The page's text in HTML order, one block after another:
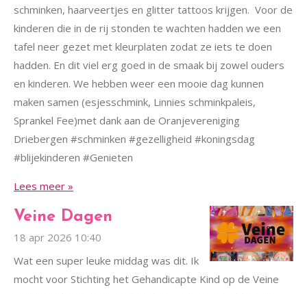
schminken, haarveertjes en glitter tattoos krijgen. Voor de
kinderen die in de rij stonden te wachten hadden we een
tafel neer gezet met kleurplaten zodat ze iets te doen
hadden. En dit viel erg goed in de smaak bij zowel ouders
en kinderen. We hebben weer een mooie dag kunnen
maken samen (esjesschmink, Linnies schminkpaleis,
Sprankel Fee)met dank aan de Oranjevereniging
Driebergen #schminken #gezelligheid #koningsdag
#blijekinderen #Genieten
Lees meer »
Veine Dagen
18 apr 2026 10:40
Wat een super leuke middag was dit. Ik
mocht voor Stichting het Gehandicapte Kind op de Veine